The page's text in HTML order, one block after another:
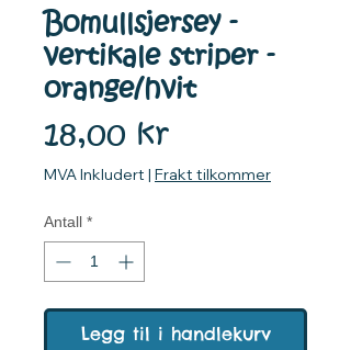
Bomullsjersey -
vertikale striper -
orange/hvit
18,00 krPris
MVA Inkludert | Frakt tilkommer
Antall *
Legg til i handlekurv